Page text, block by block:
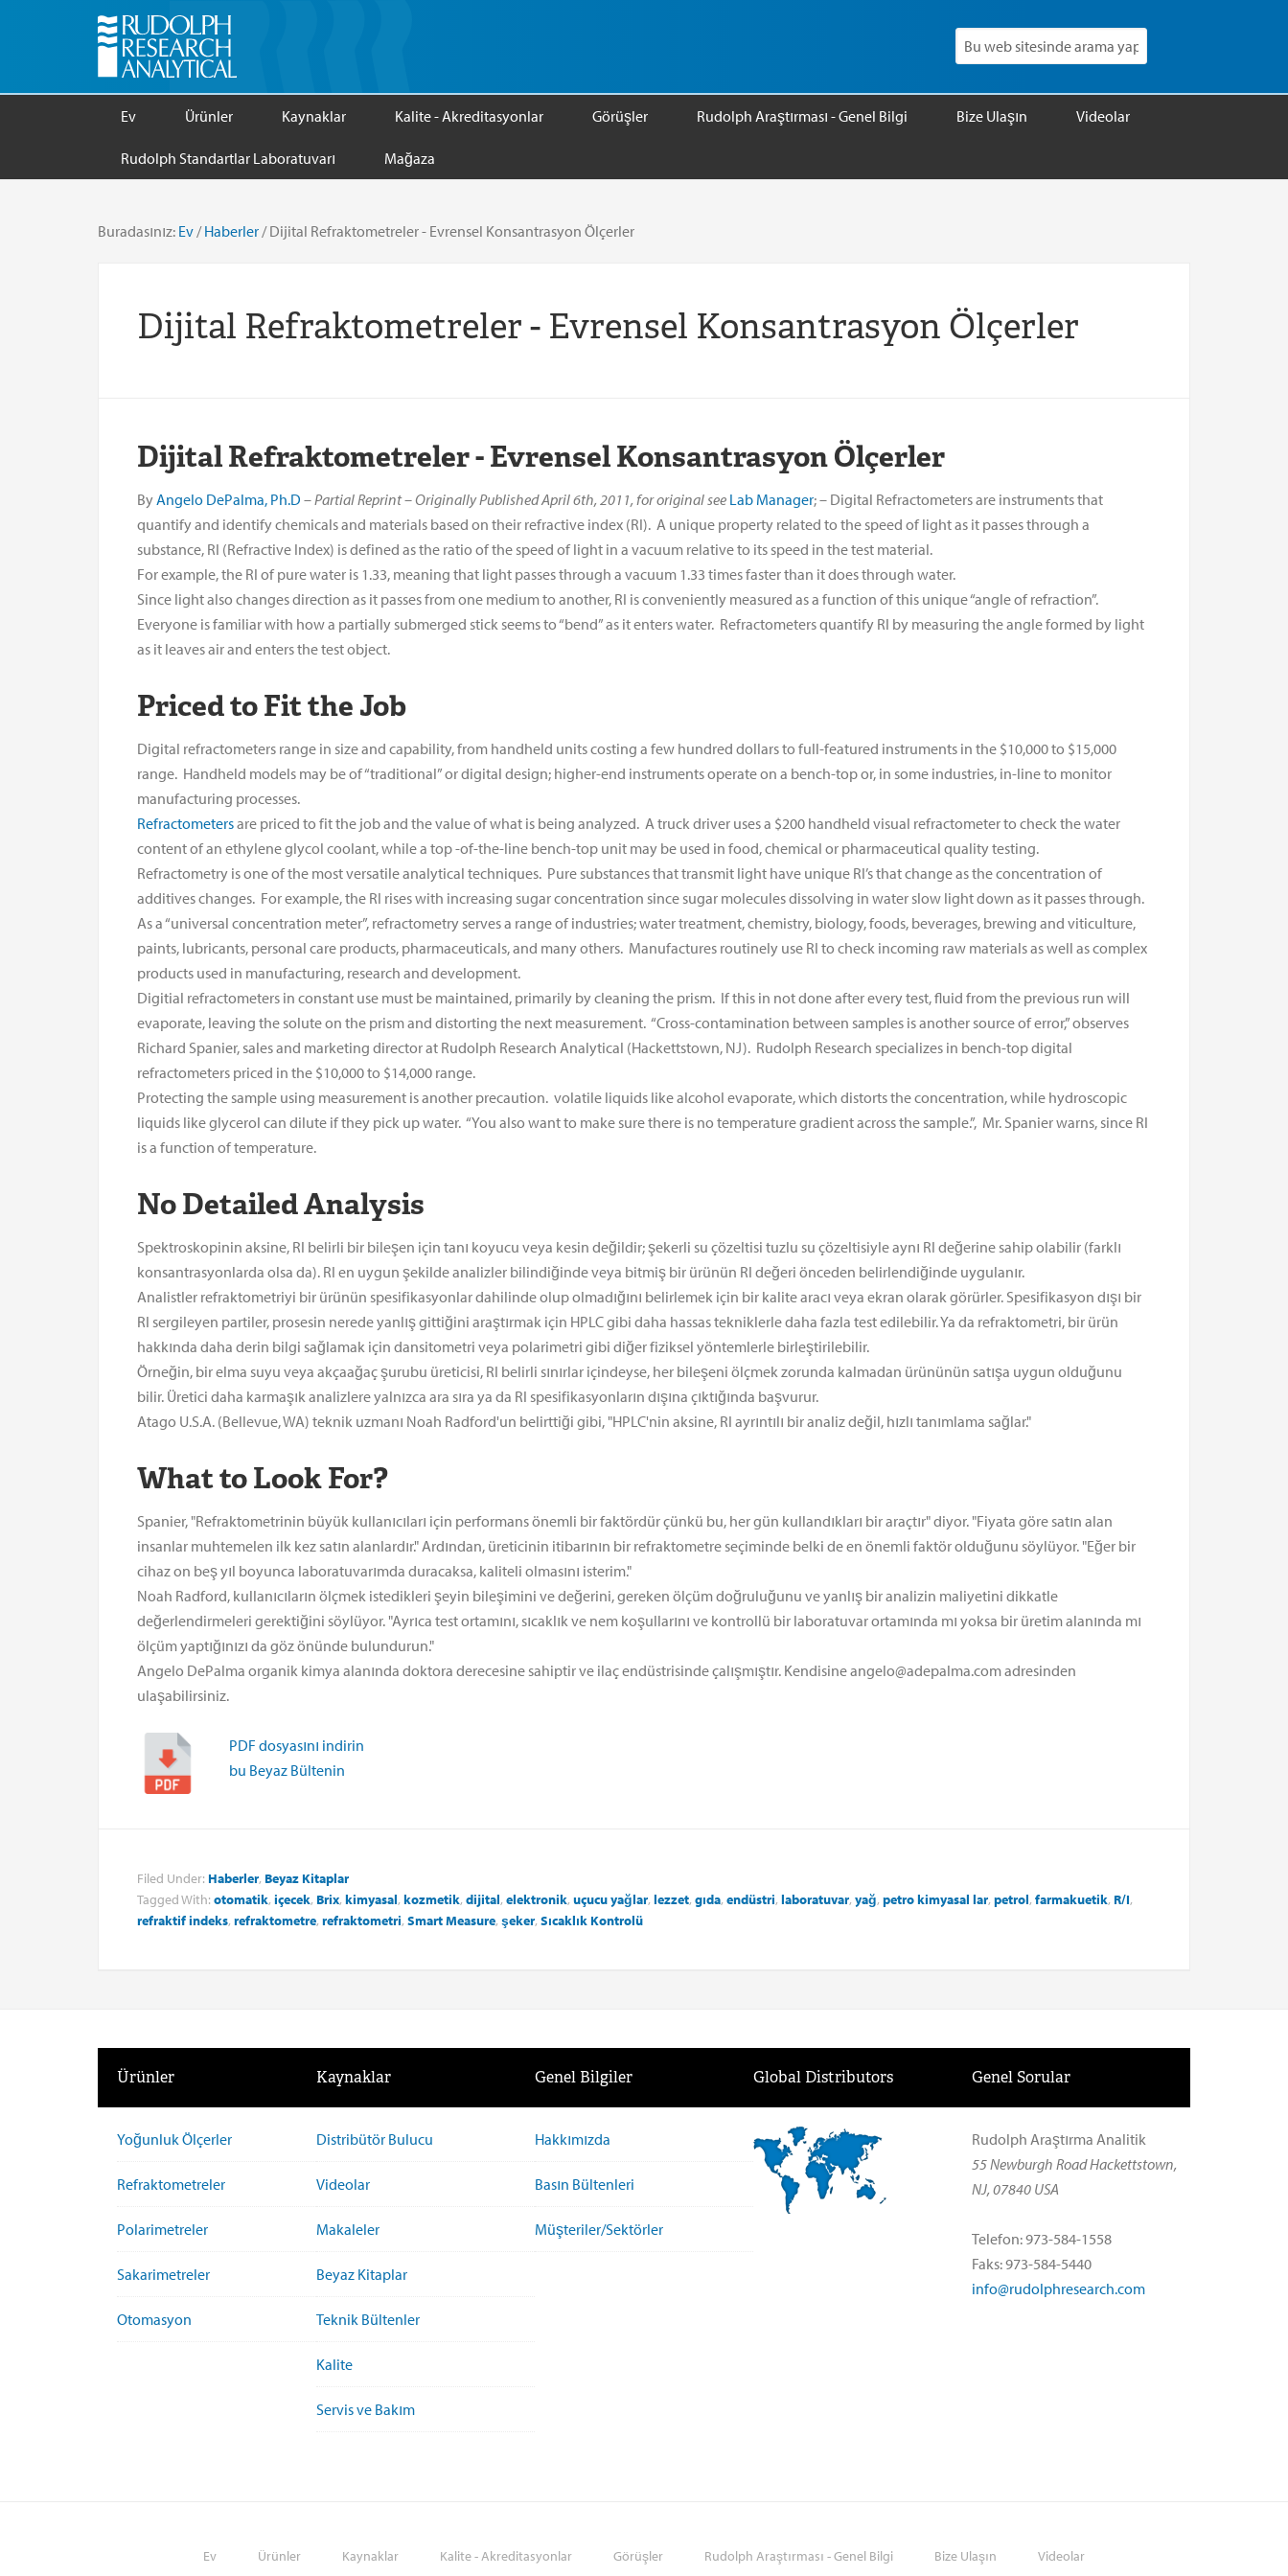
Ev Ürünler Kaynaklar Kalite - Akreditasyonlar Görüşler Rudolph Araştırması - Genel Bilgi Bize Ulaşın Videolar
Rudolph Standartlar Laboratuvarı Mağaza
Buradasınız: Ev / Haberler /Dijital Refraktometreler - Evrensel Konsantrasyon Ölçerler
Dijital Refraktometreler - Evrensel Konsantrasyon Ölçerler
Dijital Refraktometreler - Evrensel Konsantrasyon Ölçerler
ByAngelo DePalma, Ph.D –Partial Reprint – Originally Published April 6th, 2011, for original see Lab Manager; – Digital Refractometers are instruments that
quantify and identify chemicals and materials based on their refractive index (RI). A unique property related to the speed of light as it passes through a
substance, RI (Refractive Index) is defined as the ratio of the speed of light in a vacuum relative to its speed in the test material.
For example, the RI of pure water is 1.33, meaning that light passes through a vacuum 1.33 times faster than it does through water.
Since light also changes direction as it passes from one medium to another, RI is conveniently measured as a function of this unique “angle of refraction”.
Everyone is familiar with how a partially submerged stick seems to “bend” as it enters water. Refractometers quantify RI by measuring the angle formed by light
as it leaves air and enters the test object.
Priced to Fit the Job
Digital refractometers range in size and capability, from handheld units costing a few hundred dollars to full-featured instruments in the $10,000 to $15,000
range. Handheld models may be of “traditional” or digital design; higher-end instruments operate on a bench-top or, in some industries, in-line to monitor
manufacturing processes.
Refractometersare priced to fit the job and the value of what is being analyzed. A truck driver uses a $200 handheld visual refractometer to check the water
content of an ethylene glycol coolant, while a top -of-the-line bench-top unit may be used in food, chemical or pharmaceutical quality testing.
Refractometry is one of the most versatile analytical techniques. Pure substances that transmit light have unique RI’s that change as the concentration of
additives changes. For example, the RI rises with increasing sugar concentration since sugar molecules dissolving in water slow light down as it passes through.
As a “universal concentration meter”, refractometry serves a range of industries; water treatment, chemistry, biology, foods, beverages, brewing and viticulture,
paints, lubricants, personal care products, pharmaceuticals, and many others. Manufactures routinely use RI to check incoming raw materials as well as complex
products used in manufacturing, research and development.
Digitial refractometers in constant use must be maintained, primarily by cleaning the prism. If this in not done after every test, fluid from the previous run will
evaporate, leaving the solute on the prism and distorting the next measurement. “Cross-contamination between samples is another source of error,” observes
Richard Spanier, sales and marketing director at Rudolph Research Analytical (Hackettstown, NJ). Rudolph Research specializes in bench-top digital
refractometers priced in the $10,000 to $14,000 range.
Protecting the sample using measurement is another precaution. volatile liquids like alcohol evaporate, which distorts the concentration, while hydroscopic
liquids like glycerol can dilute if they pick up water. “You also want to make sure there is no temperature gradient across the sample.”, Mr. Spanier warns, since RI
is a function of temperature.
No Detailed Analysis
Spektroskopinin aksine, RI belirli bir bileşen için tanı koyucu veya kesin değildir; şekerli su çözeltisi tuzlu su çözeltisiyle aynı RI değerine sahip olabilir (farklı
konsantrasyonlarda olsa da). RI en uygun şekilde analizler bilindiğinde veya bitmiş bir ürünün RI değeri önceden belirlendiğinde uygulanır.
Analistler refraktometriyi bir ürünün spesifikasyonlar dahilinde olup olmadığını belirlemek için bir kalite aracı veya ekran olarak görürler. Spesifikasyon dışı bir
RI sergileyen partiler, prosesin nerede yanlış gittiğini araştırmak için HPLC gibi daha hassas tekniklerle daha fazla test edilebilir. Ya da refraktometri, bir ürün
hakkında daha derin bilgi sağlamak için dansitometri veya polarimetri gibi diğer fiziksel yöntemlerle birleştirilebilir.
Örneğin, bir elma suyu veya akçaağaç şurubu üreticisi, RI belirli sınırlar içindeyse, her bileşeni ölçmek zorunda kalmadan ürününün satışa uygun olduğunu
bilir. Üretici daha karmaşık analizlere yalnızca ara sıra ya da RI spesifikasyonların dışına çıktığında başvurur.
Atago U.S.A. (Bellevue, WA) teknik uzmanı Noah Radford'un belirttiği gibi, "HPLC'nin aksine, RI ayrıntılı bir analiz değil, hızlı tanımlama sağlar."
What to Look For?
Spanier, "Refraktometrinin büyük kullanıcıları için performans önemli bir faktördür çünkü bu, her gün kullandıkları bir araçtır" diyor. "Fiyata göre satın alan
insanlar muhtemelen ilk kez satın alanlardır." Ardından, üreticinin itibarının bir refraktometre seçiminde belki de en önemli faktör olduğunu söylüyor. "Eğer bir
cihaz on beş yıl boyunca laboratuvarımda duracaksa, kaliteli olmasını isterim."
Noah Radford, kullanıcıların ölçmek istedikleri şeyin bileşimini ve değerini, gereken ölçüm doğruluğunu ve yanlış bir analizin maliyetini dikkatle
değerlendirmeleri gerektiğini söylüyor. "Ayrıca test ortamını, sıcaklık ve nem koşullarını ve kontrollü bir laboratuvar ortamında mı yoksa bir üretim alanında mı
ölçüm yaptığınızı da göz önünde bulundurun."
Angelo DePalma organik kimya alanında doktora derecesine sahiptir ve ilaç endüstrisinde çalışmıştır. Kendisine angelo@adepalma.com adresinden
ulaşabilirsiniz.
PDF dosyasını indirin
bu Beyaz Bültenin
Filed Under: Haberler, Beyaz Kitaplar
Tagged With: otomatik, içecek, Brix, kimyasal, kozmetik, dijital, elektronik, uçucu yağlar, lezzet, gıda, endüstri, laboratuvar, yağ, petro kimyasal lar, petrol, farmakuetik, R/I,
refraktif indeks, refraktometre, refraktometri, Smart Measure, şeker, Sıcaklık Kontrolü
Ürünler
Yoğunluk Ölçerler
Refraktometreler
Polarimetreler
Sakarimetreler
Otomasyon
Kaynaklar
Distribütör Bulucu
Videolar
Makaleler
Beyaz Kitaplar
Teknik Bültenler
Kalite
Servis ve Bakım
Genel Bilgiler
Hakkımızda
Basın Bültenleri
Müşteriler/Sektörler
Global Distributors Genel Sorular
Rudolph Araştırma Analitik
55 Newburgh Road Hackettstown,
NJ, 07840 USA
Telefon: 973-584-1558
Faks: 973-584-5440
info@rudolphresearch.com
Ev Ürünler Kaynaklar Kalite - Akreditasyonlar Görüşler Rudolph Araştırması - Genel Bilgi Bize Ulaşın Videolar